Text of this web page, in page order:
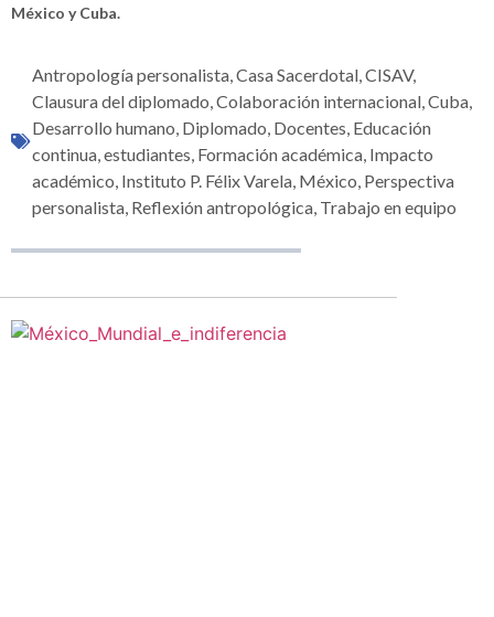
México y Cuba.
Antropología personalista,Casa Sacerdotal,CISAV,
Clausura del diplomado,Colaboración internacional,Cuba,
Desarrollo humano, Diplomado, Docentes, Educación
continua,estudiantes, Formación académica, Impacto
académico, Instituto P. Félix Varela, México, Perspectiva
personalista, Reflexión antropológica, Trabajo en equipo